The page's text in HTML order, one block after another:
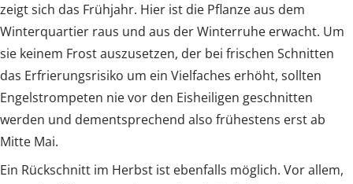
zeigt sich das Frühjahr. Hier ist die Pflanze aus dem
Winterquartier raus und aus der Winterruhe erwacht. Um
sie keinem Frost auszusetzen, der bei frischen Schnitten
das Erfrierungsrisiko um ein Vielfaches erhöht, sollten
Engelstrompeten nie vor den Eisheiligen geschnitten
werden und dementsprechend also frühestens erst ab
Mitte Mai.
Ein Rückschnitt im Herbst ist ebenfalls möglich. Vor allem,